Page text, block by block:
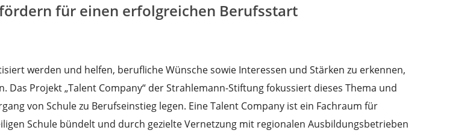
für einen erfolgreichen Berufsstart
werden und helfen, berufliche Wünsche sowie Interessen und Stärken zu erkennen,
Projekt „Talent Company“ der Strahlemann-Stiftung fokussiert dieses Thema und
von Schule zu Berufseinstieg legen. Eine Talent Company ist ein Fachraum für
Schule bündelt und durch gezielte Vernetzung mit regionalen Ausbildungsbetrieben